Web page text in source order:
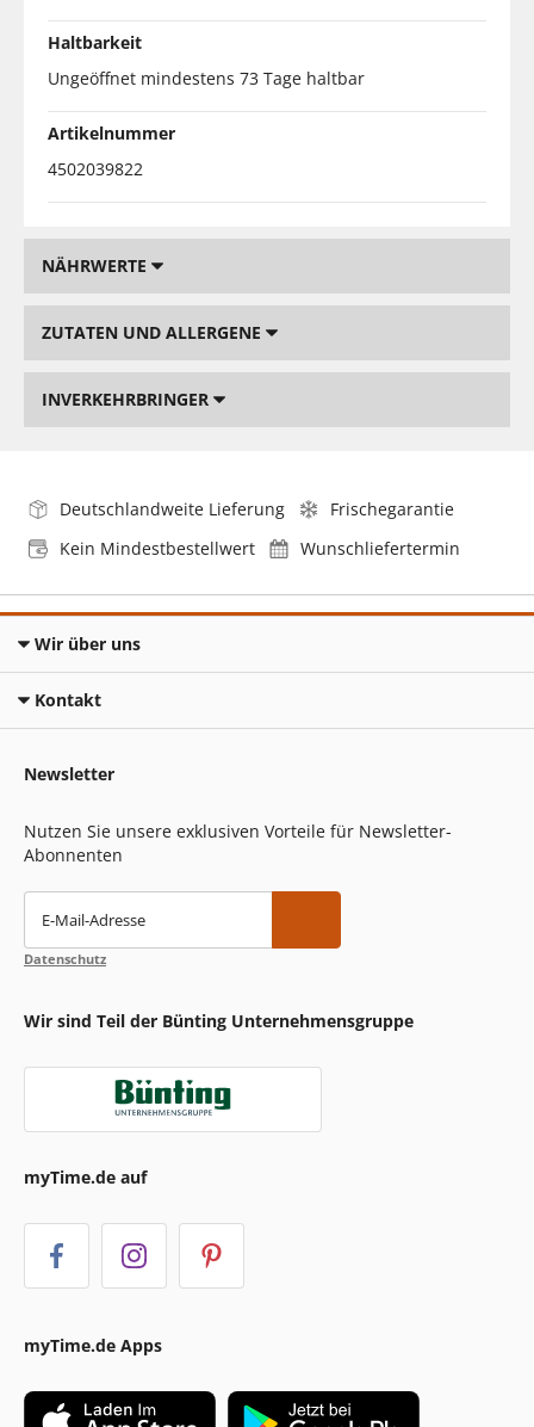
Haltbarkeit
Ungeöffnet mindestens 73 Tage haltbar
Artikelnummer
4502039822
NÄHRWERTE
ZUTATEN UND ALLERGENE
INVERKEHRBRINGER
Deutschlandweite Lieferung
Frischegarantie
Kein Mindestbestellwert
Wunschliefertermin
Wir über uns
Kontakt
Newsletter
Nutzen Sie unsere exklusiven Vorteile für Newsletter-
Abonnenten
E-Mail-Adresse
Datenschutz
Wir sind Teil der Bünting Unternehmensgruppe
myTime.de auf
myTime.de Apps